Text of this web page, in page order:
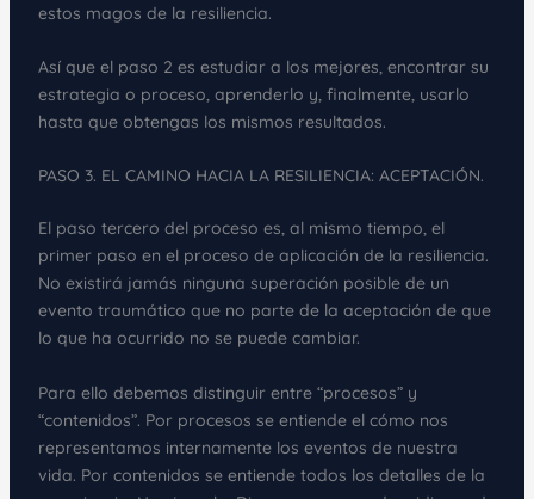
estos magos de la resiliencia.
Así que el paso 2 es estudiar a los mejores, encontrar su
estrategia o proceso, aprenderlo y, finalmente, usarlo
hasta que obtengas los mismos resultados.
PASO 3. EL CAMINO HACIA LA RESILIENCIA: ACEPTACIÓN.
El paso tercero del proceso es, al mismo tiempo, el
primer paso en el proceso de aplicación de la resiliencia.
No existirá jamás ninguna superación posible de un
evento traumático que no parte de la aceptación de que
lo que ha ocurrido no se puede cambiar.
Para ello debemos distinguir entre “procesos” y
“contenidos”. Por procesos se entiende el cómo nos
representamos internamente los eventos de nuestra
vida. Por contenidos se entiende todos los detalles de la